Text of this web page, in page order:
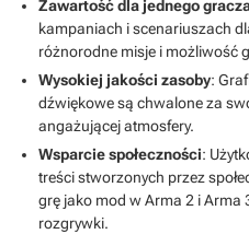
Zawartość dla jednego
kampaniach i scenariuszach
różnorodne misje i możliwość
Wysokiej jakości zasoby:
dźwiękowe są chwalone za
angażującej atmosfery.
Wsparcie społeczności:
treści stworzonych przez
grę jako mod w Arma 2 i
rozgrywki.